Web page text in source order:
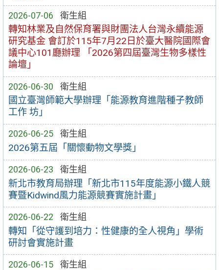
2026-07-06 衛生組
轉知林業及自然保育署與財團法人台灣永續能源
研究基金 會訂於115年7月22日於臺大醫院國際會
議中心101廳辦理 「2026第四屆臺灣生物多樣性
論壇」
2026-06-30 衛生組
國立臺灣師範大學辦理「能源教育進階種子教師
工作 坊」
2026-06-25 衛生組
2026第五屆「關懷動物文學獎」
2026-06-23 衛生組
新北市教育局辦理「新北市115年度能源小鐵人競
賽暨Kidwind風力能源競賽實施計畫」
2026-06-22 衛生組
轉知「從守護到培力：性健康的全人視角」學術
研討會實施計畫
2026-06-15 衛生組